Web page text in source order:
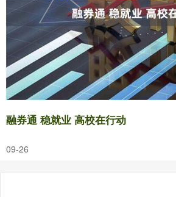
融券通 稳就业 高校在行动
09-26